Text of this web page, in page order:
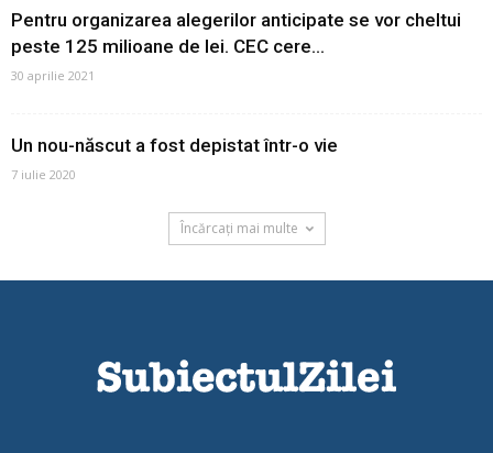
Pentru organizarea alegerilor anticipate se vor cheltui
peste 125 milioane de lei. CEC cere...
30 aprilie 2021
Un nou-născut a fost depistat într-o vie
7 iulie 2020
Încărcați mai multe